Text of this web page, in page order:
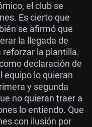
el club se
Es cierto que
se afirmó que
la llegada de
la plantilla.
declaración de
equipo lo quieran
y segunda
no quieran traer a
lo entiendo. Que
con ilusión por